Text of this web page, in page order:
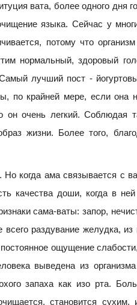
вата, более одного дня
языка. Сейчас у
потому что
нормальный, здоровый
лучший пост -
по крайней мере, если она
очень легкий. Соблюдая
жизни. Более того,
когда ама связывается с
качества доши, когда в ней
сама-ваты: запор,
раздувание желудка, из
ощущение
выведена из
запаха как изо рта.
становится